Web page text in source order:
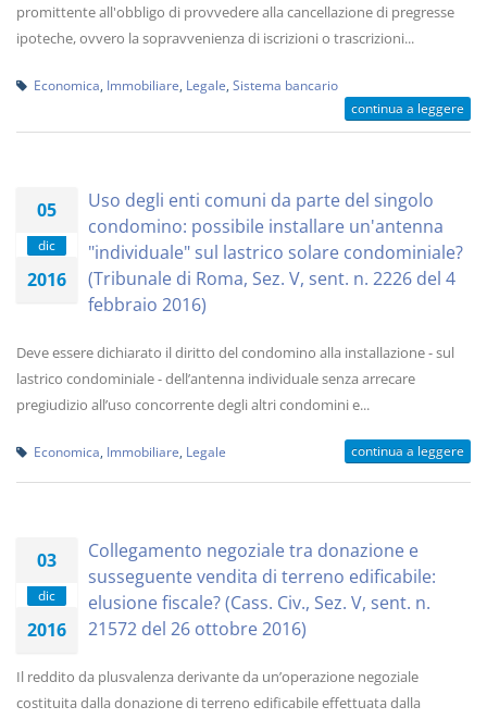
promittente all'obbligo di provvedere alla cancellazione di pregresse
ipoteche, ovvero la sopravvenienza di iscrizioni o trascrizioni...
Economica Immobiliare Legale Sistema bancario
continua a leggere
05
dic
2016
Uso degli enti comuni da parte del singolo
condomino: possibile installare un'antenna
"individuale" sul lastrico solare condominiale?
(Tribunale di Roma, Sez. V, sent. n. 2226 del 4
febbraio 2016)
Deve essere dichiarato il diritto del condomino alla installazione - sul
lastrico condominiale - dell’antenna individuale senza arrecare
pregiudizio all’uso concorrente degli altri condomini e...
Economica Immobiliare Legale continua a leggere
03
dic
2016
Collegamento negoziale tra donazione e
susseguente vendita di terreno edificabile:
elusione fiscale? (Cass. Civ., Sez. V, sent. n.
21572 del 26 ottobre 2016)
Il reddito da plusvalenza derivante da un’operazione negoziale
costituita dalla donazione di terreno edificabile effettuata dalla